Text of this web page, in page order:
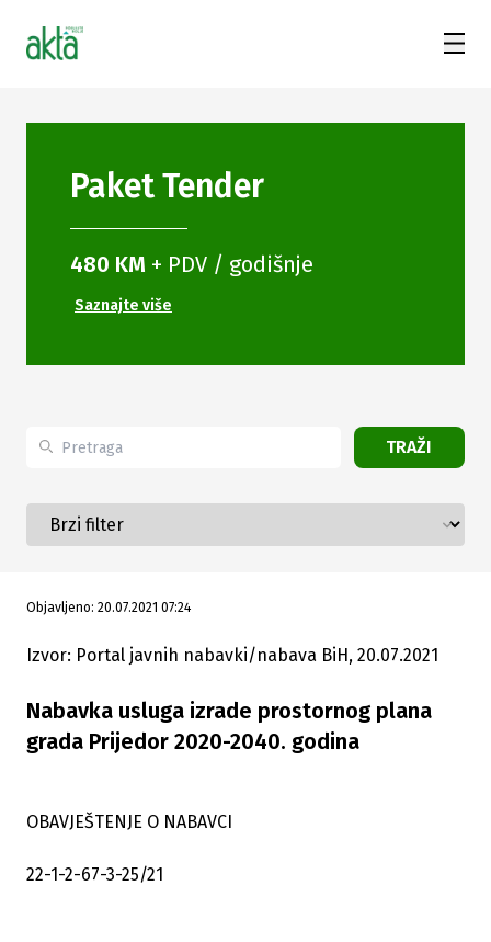
PaketTender
480 KM + PDV / godišnje
Saznajte više
TRAŽI
Objavljeno: 20.07.2021 07:24
Izvor: Portal javnih nabavki/nabava BiH, 20.07.2021
Nabavka usluga izrade prostornog plana
grada Prijedor 2020-2040. godina
OBAVJEŠTENJE O NABAVCI
22-1-2-67-3-25/21